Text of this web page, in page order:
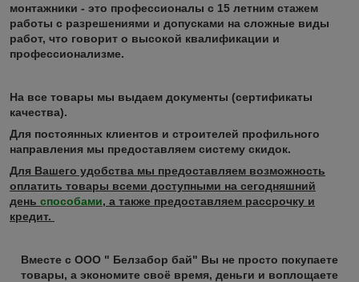
монтажники - это профессионалы с 15 летним стажем
работы с разрешениями и допусками на сложные виды
работ, что говорит о высокой квалификации и
профессионализме.
На все товары мы выдаем документы (сертификаты
качества).
Для постоянных клиентов и строителей профильного
направления мы предоставляем систему скидок.
Для Вашего удобства мы предоставляем возможность
оплатить товары всеми доступными на сегодняшний
день способами, а также предоставляем рассрочку и
кредит.
Вместе с ООО " Белзабор бай" Вы не просто покупаете
товары, а экономите своё время, деньги и воплощаете